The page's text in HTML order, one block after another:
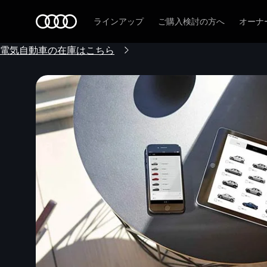
ラインアップ ご購入検討の方へ オーナ
電気自動車の在庫はこちら